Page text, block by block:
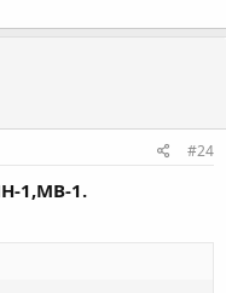
#24
1,МВ-1.